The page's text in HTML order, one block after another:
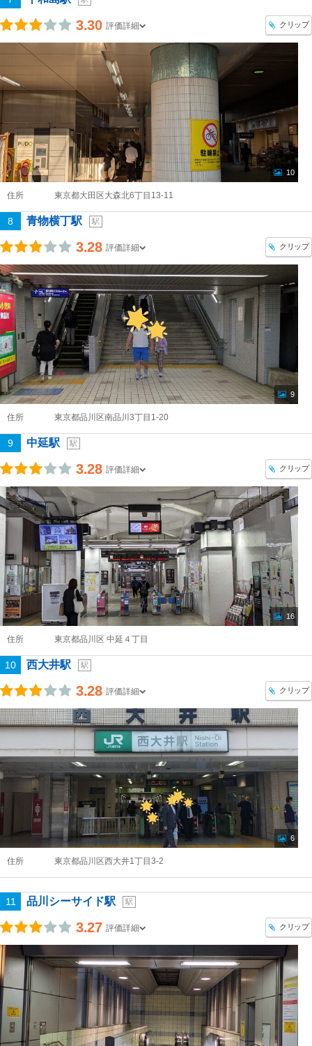
3.30 評価詳細 クリップ
10
住所 東京都大田区大森北6丁目13-11
8 青物横丁駅 駅
3.28 評価詳細 クリップ
9
住所 東京都品川区南品川3丁目1-20
9 中延駅 駅
3.28 評価詳細 クリップ
16
住所 東京都品川区 中延４丁目
10 西大井駅 駅
3.28 評価詳細 クリップ
6
住所 東京都品川区西大井1丁目3-2
11 品川シーサイド駅 駅
3.27 評価詳細 クリップ